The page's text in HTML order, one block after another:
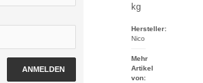
kg
Hersteller:
Nico
Mehr
Artikel
von:
ANMELDEN